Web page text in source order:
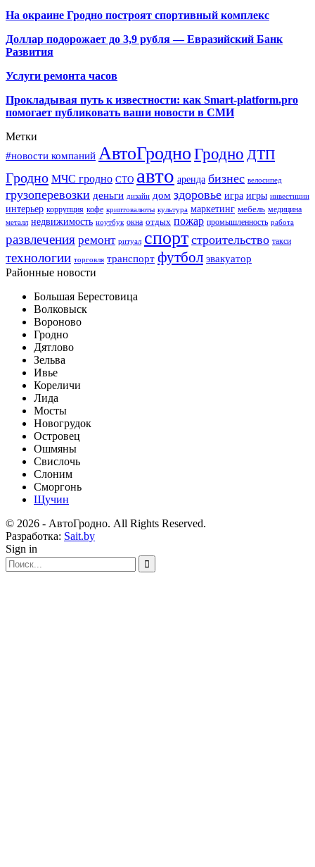
На окраине Гродно построят спортивный комплекс
Доллар подорожает до 3,9 рубля — Евразийский Банк
Развития
Услуги ремонта часов
Прокладывая путь к известности: как Smart-platform.pro
помогает публиковать ваши новости в СМИ
Метки
#новости компаний АвтоГродноГродно ДТП
Гродно МЧС гродно СТО авто аренда бизнес велосипед
грузоперевозки деньги дизайн дом здоровье игра игры инвестиции
интерьер коррупция кофе криптовалюты культура маркетинг мебель медицина
металл недвижимость ноутбук окна отдых пожар промышленность работа
развлечения ремонт ритуал спорт строительство такси
технологии торговля транспорт футбол эвакуатор
Районные новости
Большая Берестовица
Волковыск
Вороново
Гродно
Дятлово
Зельва
Ивье
Кореличи
Лида
Мосты
Новогрудок
Островец
Ошмяны
Свислочь
Слоним
Сморгонь
Щучин
© 2026 - АвтоГродно. All Rights Reserved.
Разработка: Sait.by
Sign in